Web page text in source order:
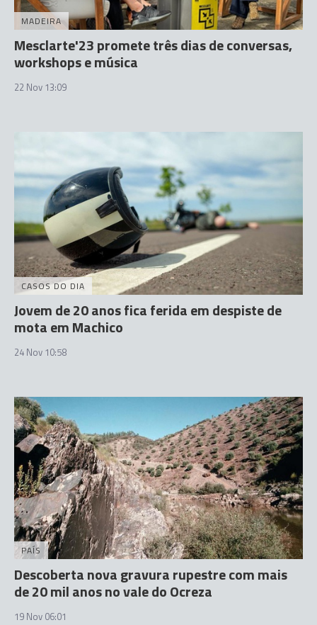
MADEIRA
Mesclarte'23 promete três dias de conversas,
workshops e música
22 Nov 13:09
CASOS DO DIA
Jovem de 20 anos fica ferida em despiste de
mota em Machico
24 Nov 10:58
PAÍS
Descoberta nova gravura rupestre com mais
de 20 mil anos no vale do Ocreza
19 Nov 06:01